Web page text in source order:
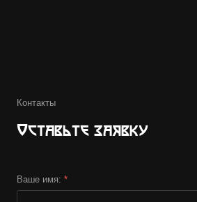
Контакты
Оставьте заявку
Ваше имя: *